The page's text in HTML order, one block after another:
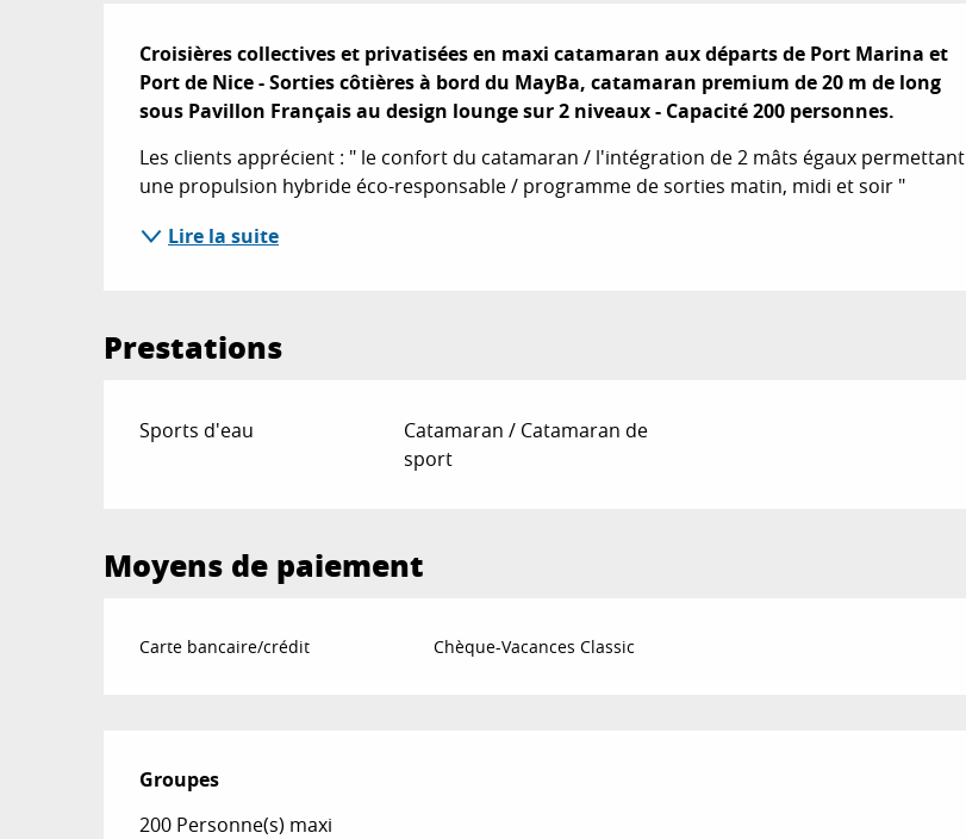
Description
Croisières collectives et privatisées en maxi catamaran aux départs de Port Marina et
Port de Nice - Sorties côtières à bord du MayBa, catamaran premium de 20 m de long
sous Pavillon Français au design lounge sur 2 niveaux - Capacité 200 personnes.
Les clients apprécient : " le confort du catamaran / l'intégration de 2 mâts égaux permettant
une propulsion hybride éco-responsable / programme de sorties matin, midi et soir "
Lire la suite
Prestations
Sports d'eau
Catamaran / Catamaran de
sport
Moyens de paiement
Carte bancaire/crédit Chèque-Vacances Classic
Groupes
Groupes
200 Personne(s) maxi